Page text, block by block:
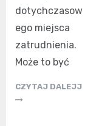
dotychczasow
ego miejsca
zatrudnienia.
Może to być
CZYTAJ DALEJJ